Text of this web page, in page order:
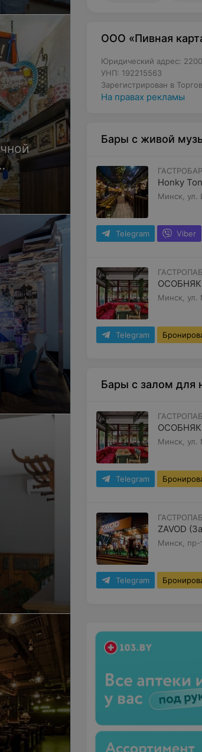
OOO «Пивная
Юридический адрес:
УНП: 192215563
Зарегистрирован в
На правах рекламы
Бары с живой
ГАСТРОБАР
Honky
Минск, ул.
Telegram Viber
ОСОБНЯК
Минск, ул.
Telegram
Бары с залом для
ОСОБНЯК
Минск, ул.
Telegram
ZAVOD
Минск, пр-
Telegram